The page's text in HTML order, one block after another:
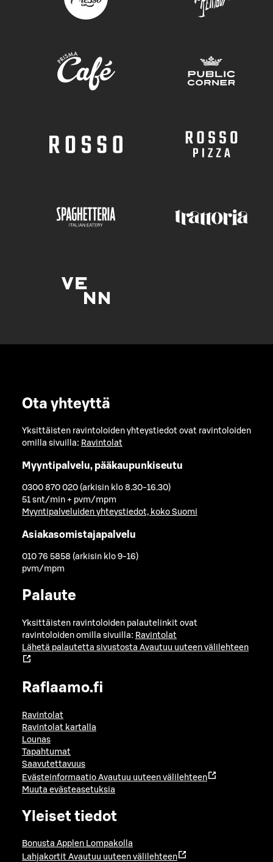
Ota yhteyttä
Yksittäisten ravintoloiden yhteystiedot ovat ravintoloiden
omilla sivuilla: Ravintolat
Myyntipalvelu, pääkaupunkiseutu
0300 870 020 (arkisin klo 8.30-16.30)
51 snt/min + pvm/mpm
Myyntipalveluiden yhteystiedot, koko Suomi
Asiakasomistajapalvelu
010 76 5858 (arkisin klo 9-16)
pvm/mpm
Palaute
Yksittäisten ravintoloiden palautelinkit ovat
ravintoloiden omilla sivuilla: Ravintolat
Lähetä palautetta sivustosta Avautuu uuteen välilehteen
Raflaamo.fi
Ravintolat
Ravintolat kartalla
Lounas
Tapahtumat
Saavutettavuus
Evästeinformaatio Avautuu uuteen välilehteen
Muuta evästeasetuksia
Yleiset tiedot
Bonusta Applen Lompakolla
Lahjakortit Avautuu uuteen välilehteen